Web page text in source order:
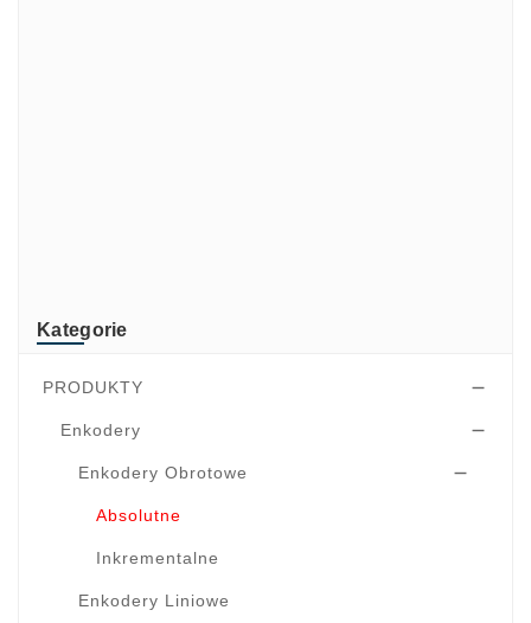
Kategorie
PRODUKTY 
Enkodery 
Enkodery Obrotowe 
Absolutne
Inkrementalne
Enkodery Liniowe